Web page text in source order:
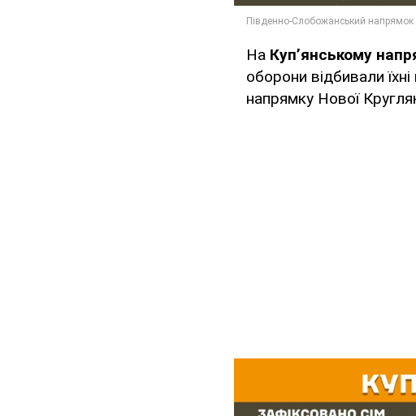
На Куп’янському
оборони відбивали
напрямку Нової